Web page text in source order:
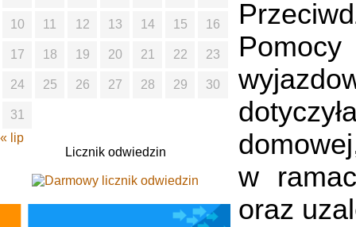
w
oraz
10 11 12 13 14 15 16
17 18 19 20 21 22 23
24 25 26 27 28 29 30
31
« lip
Licznik odwiedzin